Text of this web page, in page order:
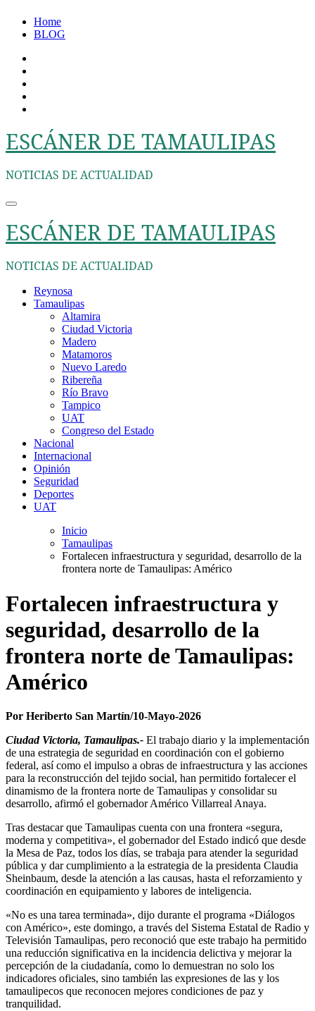
Home
BLOG
ESCÁNER DE TAMAULIPAS
NOTICIAS DE ACTUALIDAD
ESCÁNER DE TAMAULIPAS
NOTICIAS DE ACTUALIDAD
Reynosa
Tamaulipas
Altamira
Ciudad Victoria
Madero
Matamoros
Nuevo Laredo
Ribereña
Río Bravo
Tampico
UAT
Congreso del Estado
Nacional
Internacional
Opinión
Seguridad
Deportes
UAT
Inicio
Tamaulipas
Fortalecen infraestructura y seguridad, desarrollo de la
frontera norte de Tamaulipas: Américo
Fortalecen infraestructura y
seguridad, desarrollo de la
frontera norte de Tamaulipas:
Américo
Por Heriberto San Martín/10-Mayo-2026
Ciudad Victoria, Tamaulipas.- El trabajo diario y la implementación
de una estrategia de seguridad en coordinación con el gobierno
federal, así como el impulso a obras de infraestructura y las acciones
para la reconstrucción del tejido social, han permitido fortalecer el
dinamismo de la frontera norte de Tamaulipas y consolidar su
desarrollo, afirmó el gobernador Américo Villarreal Anaya.
Tras destacar que Tamaulipas cuenta con una frontera «segura,
moderna y competitiva», el gobernador del Estado indicó que desde
la Mesa de Paz, todos los días, se trabaja para atender la seguridad
pública y dar cumplimiento a la estrategia de la presidenta Claudia
Sheinbaum, desde la atención a las causas, hasta el reforzamiento y
coordinación en equipamiento y labores de inteligencia.
«No es una tarea terminada», dijo durante el programa «Diálogos
con Américo», este domingo, a través del Sistema Estatal de Radio y
Televisión Tamaulipas, pero reconoció que este trabajo ha permitido
una reducción significativa en la incidencia delictiva y mejorar la
percepción de la ciudadanía, como lo demuestran no solo los
indicadores oficiales, sino también las expresiones de las y los
tamaulipecos que reconocen mejores condiciones de paz y
tranquilidad.